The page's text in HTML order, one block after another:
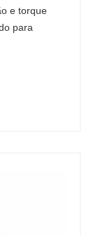
e torque
para